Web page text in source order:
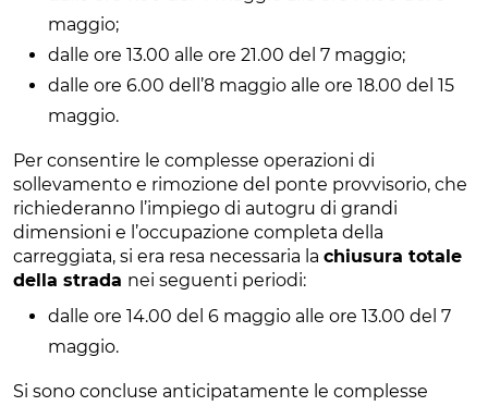
maggio;
dalle ore 13.00 alle ore 21.00 del 7 maggio;
dalle ore 6.00 dell’8 maggio alle ore 18.00 del 15
maggio.
Per consentire le complesse operazioni di
sollevamento e rimozione del ponte provvisorio, che
richiederanno l’impiego di autogru di grandi
dimensioni e l’occupazione completa della
carreggiata, si era resa necessaria la chiusura totale
della strada nei seguenti periodi:
dalle ore 14.00 del 6 maggio alle ore 13.00 del 7
maggio.
Si sono concluse anticipatamente le complesse